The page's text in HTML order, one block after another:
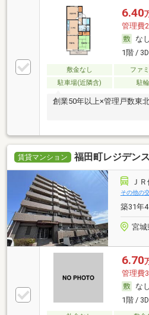
6.40
管理費
なし
1階 /
敷金なし ファ
駐車場(近隣含)
駐
創業50年以上×管理戸数東
賃貸マンション 福田町レジデンス
Ｊ
その他の
築31年
宮城
6.70
管理費
なし
1階 /